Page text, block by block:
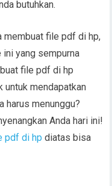
butuhkan.
membuat file pdf di hp,
yang sempurna
file pdf di hp
untuk mendapatkan
harus menunggu?
Anda hari ini!
pdf di hpdiatas bisa